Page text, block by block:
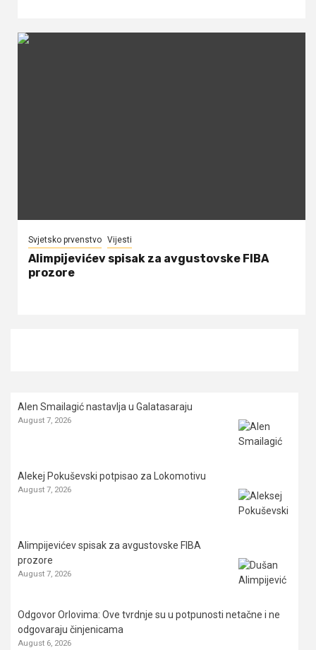
Svjetsko prvenstvo Vijesti
Alimpijevićev spisak za avgustovske FIBA
prozore
Alen Smailagić nastavlja u Galatasaraju
August 7, 2026
Alekej Pokuševski potpisao za Lokomotivu
August 7, 2026
Alimpijevićev spisak za avgustovske FIBA
prozore
August 7, 2026
Odgovor Orlovima: ​Ove tvrdnje su u potpunosti netačne i ne
odgovaraju činjenicama
August 6, 2026